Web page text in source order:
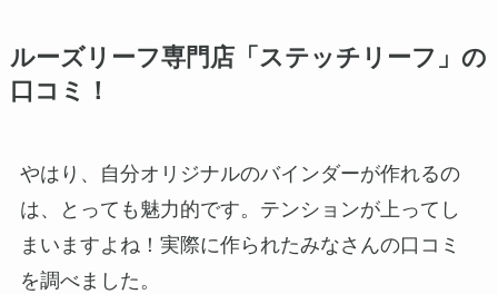
ルーズリーフ専門店「ステッチリーフ」の
口コミ！
やはり、自分オリジナルのバインダーが作れるの
は、とっても魅力的です。テンションが上ってし
まいますよね！実際に作られたみなさんの口コミ
を調べました。